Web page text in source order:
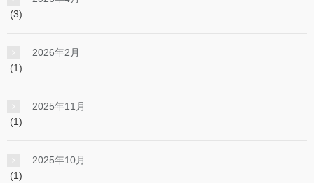
(3)
2026年2月
(1)
2025年11月
(1)
2025年10月
(1)